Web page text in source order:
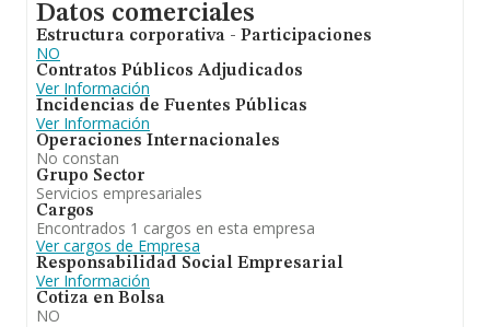
Datos comerciales
Estructura corporativa - Participaciones
NO
Contratos Públicos Adjudicados
Ver Información
Incidencias de Fuentes Públicas
Ver Información
Operaciones Internacionales
No constan
Grupo Sector
Servicios empresariales
Cargos
Encontrados 1 cargos en esta empresa
Ver cargos de Empresa
Responsabilidad Social Empresarial
Ver Información
Cotiza en Bolsa
NO